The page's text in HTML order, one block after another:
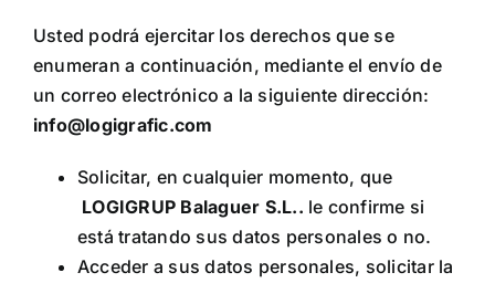
Usted podrá ejercitar los derechos que se
enumeran a continuación, mediante el envío de
un correo electrónico a la siguiente dirección:
info@logigrafic.com
Solicitar, en cualquier momento, que
LOGIGRUP Balaguer S.L.. le confirme si
está tratando sus datos personales o no.
Acceder a sus datos personales, solicitar la